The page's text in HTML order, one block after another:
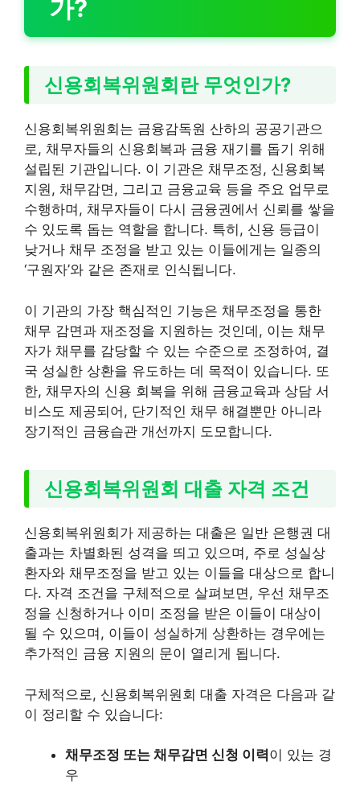
가?
신용회복위원회란 무엇인가?
신용회복위원회는 금융감독원 산하의 공공기관으
로, 채무자들의 신용회복과 금융 재기를 돕기 위해
설립된 기관입니다. 이 기관은 채무조정, 신용회복
지원, 채무감면, 그리고 금융교육 등을 주요 업무로
수행하며, 채무자들이 다시 금융권에서 신뢰를 쌓을
수 있도록 돕는 역할을 합니다. 특히, 신용 등급이
낮거나 채무 조정을 받고 있는 이들에게는 일종의
‘구원자’와 같은 존재로 인식됩니다.
이 기관의 가장 핵심적인 기능은 채무조정을 통한
채무 감면과 재조정을 지원하는 것인데, 이는 채무
자가 채무를 감당할 수 있는 수준으로 조정하여, 결
국 성실한 상환을 유도하는 데 목적이 있습니다. 또
한, 채무자의 신용 회복을 위해 금융교육과 상담 서
비스도 제공되어, 단기적인 채무 해결뿐만 아니라
장기적인 금융습관 개선까지 도모합니다.
신용회복위원회 대출 자격 조건
신용회복위원회가 제공하는 대출은 일반 은행권 대
출과는 차별화된 성격을 띄고 있으며, 주로 성실상
환자와 채무조정을 받고 있는 이들을 대상으로 합니
다. 자격 조건을 구체적으로 살펴보면, 우선 채무조
정을 신청하거나 이미 조정을 받은 이들이 대상이
될 수 있으며, 이들이 성실하게 상환하는 경우에는
추가적인 금융 지원의 문이 열리게 됩니다.
구체적으로, 신용회복위원회 대출 자격은 다음과 같
이 정리할 수 있습니다:
채무조정 또는 채무감면 신청 이력이 있는 경
우